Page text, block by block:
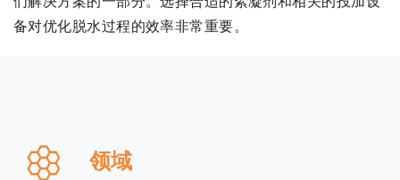
备对优化脱水过程的效率非常重要。
领域